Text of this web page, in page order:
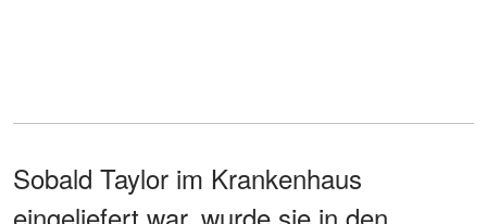
Sobald Taylor im Krankenhaus